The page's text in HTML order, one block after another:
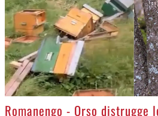
>
Romanengo - Orso distrugge